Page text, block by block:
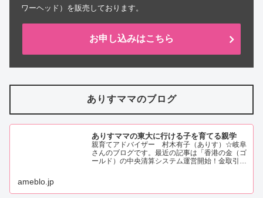
ワーヘッド）を販売しております。
お申し込みはこちら
ありすママのブログ
ありすママの東大に行ける子を育てる親学
親育てアドバイザー 村木有子（ありす）☆岐阜
さんのブログです。最近の記事は「香港の金（ゴ
ールド）の中央清算システム運営開始！金取引の
ameblo.jp